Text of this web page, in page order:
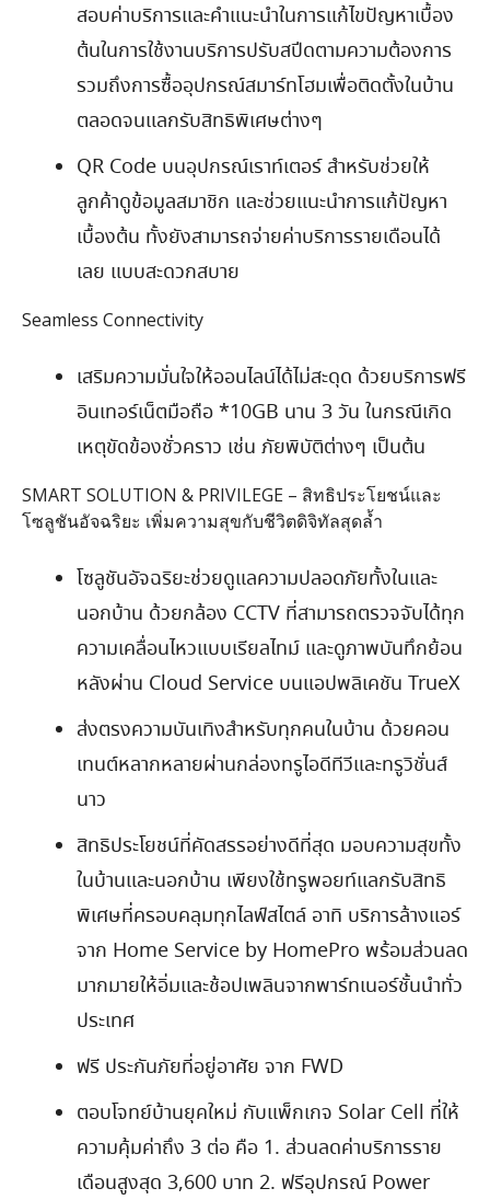
สอบค่าบริการและคำแนะนำในการแก้ไขปัญหาเบื้อง
ต้นในการใช้งานบริการปรับสปีดตามความต้องการ
รวมถึงการซื้ออุปกรณ์สมาร์ทโฮมเพื่อติดตั้งในบ้าน
ตลอดจนแลกรับสิทธิพิเศษต่างๆ
QR Code บนอุปกรณ์เราท์เตอร์ สำหรับช่วยให้
ลูกค้าดูข้อมูลสมาชิก และช่วยแนะนำการแก้ปัญหา
เบื้องต้น ทั้งยังสามารถจ่ายค่าบริการรายเดือนได้
เลย แบบสะดวกสบาย
Seamless Connectivity
เสริมความมั่นใจให้ออนไลน์ได้ไม่สะดุด ด้วยบริการฟรี
อินเทอร์เน็ตมือถือ*10GB นาน 3วัน ในกรณีเกิด
เหตุขัดข้องชั่วคราว เช่น ภัยพิบัติต่างๆ เป็นต้น
SMART SOLUTION & PRIVILEGE – สิทธิประโยชน์และ
โซลูชันอัจฉริยะ เพิ่มความสุขกับชีวิตดิจิทัลสุดล้ำ
โซลูชันอัจฉริยะช่วยดูแลความปลอดภัยทั้งในและ
นอกบ้าน ด้วยกล้อง CCTV ที่สามารถตรวจจับได้ทุก
ความเคลื่อนไหวแบบเรียลไทม์ และดูภาพบันทึกย้อน
หลังผ่าน Cloud Service บนแอปพลิเคชัน TrueX
ส่งตรงความบันเทิงสำหรับทุกคนในบ้าน ด้วยคอน
เทนต์หลากหลายผ่านกล่องทรูไอดีทีวีและทรูวิชั่นส์
นาว
สิทธิประโยชน์ที่คัดสรรอย่างดีที่สุด มอบความสุขทั้ง
ในบ้านและนอกบ้าน เพียงใช้ทรูพอยท์แลกรับสิทธิ
พิเศษที่ครอบคลุมทุกไลฟ์สไตล์ อาทิ บริการล้างแอร์
จาก Home Service by HomePro พร้อมส่วนลด
มากมายให้อิ่มและช้อปเพลินจากพาร์ทเนอร์ชั้นนำทั่ว
ประเทศ
ฟรี ประกันภัยที่อยู่อาศัย จาก FWD
ตอบโจทย์บ้านยุคใหม่ กับแพ็กเกจ Solar Cell ที่ให้
ความคุ้มค่าถึง 3 ต่อ คือ1. ส่วนลดค่าบริการราย
เดือนสูงสุด 3,600 บาท 2. ฟรีอุปกรณ์Power